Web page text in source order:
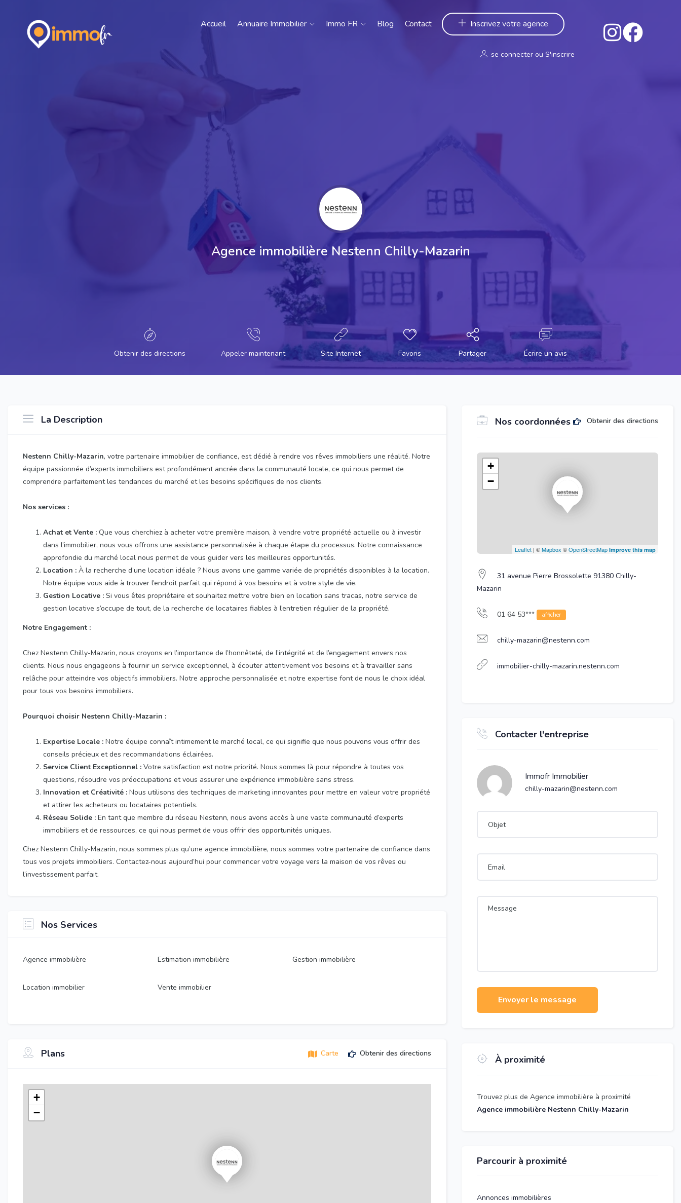
Accueil Annuaire Immobilier Immo FR Blog Contact Inscrivez votre agence
se connecter ou S'inscrire
Agence immobilière Nestenn Chilly-Mazarin
Obtenir des directions Appeler maintenant Site Internet Favoris Partager Écrire un avis
La Description
Nestenn Chilly-Mazarin, votre partenaire immobilier de confiance, est dédié à rendre vos rêves immobiliers une réalité. Notre
équipe passionnée d’experts immobiliers est profondément ancrée dans la communauté locale, ce qui nous permet de
comprendre parfaitement les tendances du marché et les besoins spécifiques de nos clients.
Nos services :
Achat et Vente : Que vous cherchiez à acheter votre première maison, à vendre votre propriété actuelle ou à investir
dans l’immobilier, nous vous offrons une assistance personnalisée à chaque étape du processus. Notre connaissance
approfondie du marché local nous permet de vous guider vers les meilleures opportunités.
Location : À la recherche d’une location idéale ? Nous avons une gamme variée de propriétés disponibles à la location.
Notre équipe vous aide à trouver l’endroit parfait qui répond à vos besoins et à votre style de vie.
Gestion Locative : Si vous êtes propriétaire et souhaitez mettre votre bien en location sans tracas, notre service de
gestion locative s’occupe de tout, de la recherche de locataires fiables à l’entretien régulier de la propriété.
Notre Engagement :
Chez Nestenn Chilly-Mazarin, nous croyons en l’importance de l’honnêteté, de l’intégrité et de l’engagement envers nos
clients. Nous nous engageons à fournir un service exceptionnel, à écouter attentivement vos besoins et à travailler sans
relâche pour atteindre vos objectifs immobiliers. Notre approche personnalisée et notre expertise font de nous le choix idéal
pour tous vos besoins immobiliers.
Pourquoi choisir Nestenn Chilly-Mazarin :
Expertise Locale : Notre équipe connaît intimement le marché local, ce qui signifie que nous pouvons vous offrir des
conseils précieux et des recommandations éclairées.
Service Client Exceptionnel : Votre satisfaction est notre priorité. Nous sommes là pour répondre à toutes vos
questions, résoudre vos préoccupations et vous assurer une expérience immobilière sans stress.
Innovation et Créativité : Nous utilisons des techniques de marketing innovantes pour mettre en valeur votre propriété
et attirer les acheteurs ou locataires potentiels.
Réseau Solide : En tant que membre du réseau Nestenn, nous avons accès à une vaste communauté d’experts
immobiliers et de ressources, ce qui nous permet de vous offrir des opportunités uniques.
Chez Nestenn Chilly-Mazarin, nous sommes plus qu’une agence immobilière, nous sommes votre partenaire de confiance dans
tous vos projets immobiliers. Contactez-nous aujourd’hui pour commencer votre voyage vers la maison de vos rêves ou
l’investissement parfait.
Nos Services
Agence immobilière Estimation immobilière Gestion immobilière
Location immobilier Vente immobilier
Plans Carte Obtenir des directions
+
−
Nos coordonnées Obtenir des directions
+
−
Leaflet| ©Mapbox ©OpenStreetMap Improve this map
31 avenue Pierre Brossolette 91380 Chilly-
Mazarin
01 64 53*** afficher
chilly-mazarin@nestenn.com
immobilier-chilly-mazarin.nestenn.com
Contacter l'entreprise
Immofr Immobilier
chilly-mazarin@nestenn.com
Envoyer le message
À proximité
Trouvez plus de Agence immobilière à proximité
Agence immobilière Nestenn Chilly-Mazarin
Parcourir à proximité
Annonces immobilières